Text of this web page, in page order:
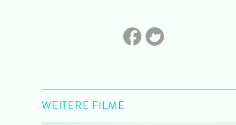
WEITERE FILME